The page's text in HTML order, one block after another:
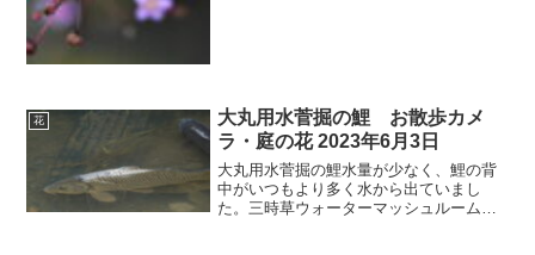
花
大丸用水菅掘の鯉 お散歩カメ
ラ・庭の花 2023年6月3日
大丸用水菅掘の鯉水量が少なく、鯉の背
中がいつもより多く水から出ていまし
た。三時草ウォーターマッシュルームイ